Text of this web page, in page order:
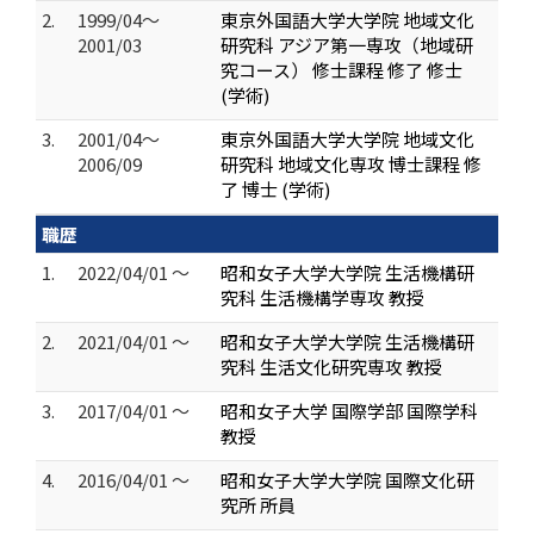
2.
1999/04～
2001/03
東京外国語大学大学院 地域文化
研究科 アジア第一専攻（地域研
究コース） 修士課程 修了 修士
(学術)
3.
2001/04～
2006/09
東京外国語大学大学院 地域文化
研究科 地域文化専攻 博士課程 修
了 博士 (学術)
職歴
1.
2022/04/01 ～
昭和女子大学大学院 生活機構研
究科 生活機構学専攻 教授
2.
2021/04/01 ～
昭和女子大学大学院 生活機構研
究科 生活文化研究専攻 教授
3.
2017/04/01 ～
昭和女子大学 国際学部 国際学科
教授
4.
2016/04/01 ～
昭和女子大学大学院 国際文化研
究所 所員